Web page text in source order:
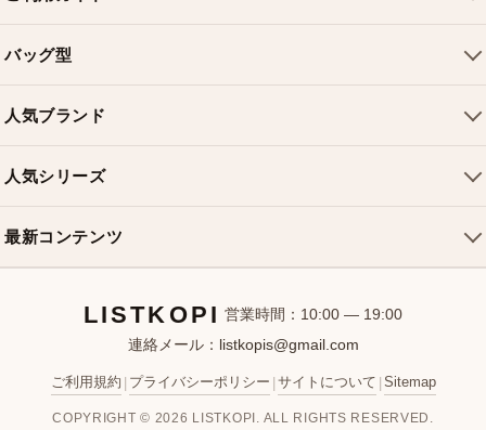
配送について
返品・交換
お問い合わせ
バッグ型
ショルダーバッグ
クロスボディバッグ
ミニバッグ
バケットバッグ
人気ブランド
シャネルバッグ
ディオールバッグ
人気シリーズ
最新コンテンツ
新着アイテム
ブランドカテゴリ
お客様レビュー
LISTKOPI 営業時間：10:00 — 19:00
連絡メール： listkopis@gmail.com
ご利用規約 プライバシーポリシー サイトについて Sitemap
COPYRIGHT © 2026 LISTKOPI. ALL RIGHTS RESERVED.